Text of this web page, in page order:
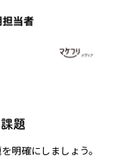
題
明確にしましょう。